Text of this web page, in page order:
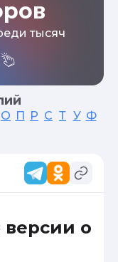
тысяч
О П Р С Т У Ф
о